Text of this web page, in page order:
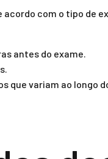
acordo com o tipo de
antes do exame.
que variam ao longo